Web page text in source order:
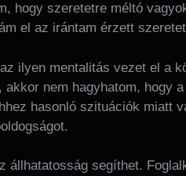
hogy szeretetre méltó
el az irántam érzett
ilyen mentalitás vezet el a
akkor nem hagyhatom, hogy
hasonló szituációk miatt
állhatatosság segíthet.